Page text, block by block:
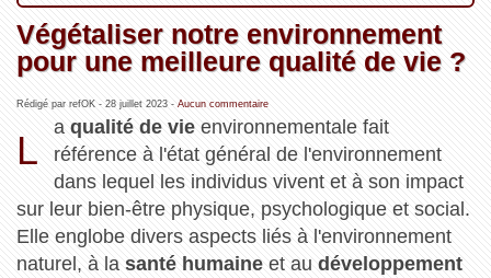
Végétaliser notre environnement
pour une meilleure qualité de vie ?
Rédigé par refOK - 28 juillet 2023- Aucun commentaire
L
aqualité de vie environnementale fait
référence à l'état général de l'environnement
dans lequel les individus vivent et à son impact
sur leur bien-être physique, psychologique et social.
Elle englobe divers aspects liés à l'environnement
naturel, à la santé humaineet au développement